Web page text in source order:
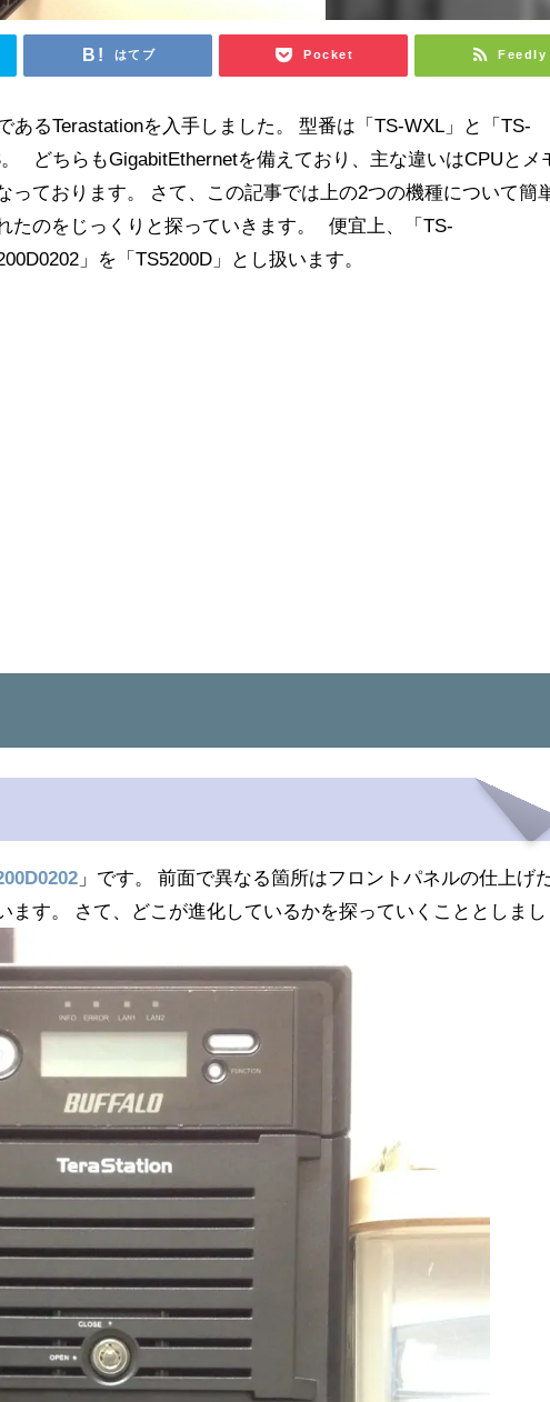
はてブ Pocket Feedly
あるTerastationを入手しました。 型番は「TS-WXL」と「TS-
どちらもGigabitEthernetを備えており、主な違いはCPUとメ
っております。 さて、この記事では上の2つの機種について簡
たのをじっくりと探っていきます。 便宜上、「TS-
」を「TS5200D」とし扱います。
」です。 前面で異なる箇所はフロントパネルの仕上げ
ます。 さて、どこが進化しているかを探っていくこととしまし